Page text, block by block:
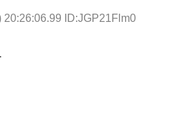
20:26:06.99 ID:JGP21Flm0